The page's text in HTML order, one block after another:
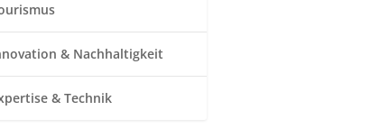
& Nachhaltigkeit
& Technik